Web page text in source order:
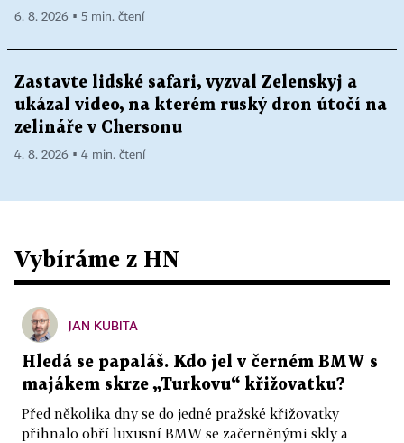
6. 8. 2026 ▪ 5 min. čtení
Zastavte lidské safari, vyzval Zelenskyj a
ukázal video, na kterém ruský dron útočí na
zelináře v Chersonu
4. 8. 2026 ▪ 4 min. čtení
Vybíráme z HN
JAN KUBITA
Hledá se papaláš. Kdo jel v černém BMW s
majákem skrze „Turkovu“ křižovatku?
Před několika dny se do jedné pražské křižovatky
přihnalo obří luxusní BMW se začerněnými skly a